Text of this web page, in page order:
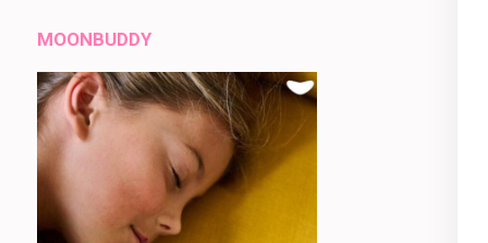
MOONBUDDY